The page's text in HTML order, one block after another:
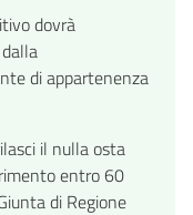
dovrà
di appartenenza
il nulla osta
entro 60
di Regione